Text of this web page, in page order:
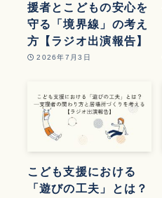
援者とこどもの安心を
守る「境界線」の考え
方【ラジオ出演報告】
2026年7月3日
こども支援における
「遊びの工夫」とは？